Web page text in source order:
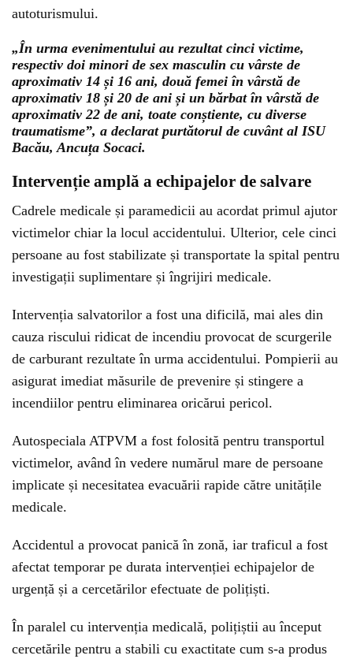
autoturismului.
„În urma evenimentului au rezultat cinci victime,
respectiv doi minori de sex masculin cu vârste de
aproximativ 14 și 16 ani, două femei în vârstă de
aproximativ 18 și 20 de ani și un bărbat în vârstă de
aproximativ 22 de ani, toate conștiente, cu diverse
traumatisme”, a declarat purtătorul de cuvânt al ISU
Bacău,Ancuța Socaci.
Intervenție amplă a echipajelor de salvare
Cadrele medicale și paramedicii au acordat primul ajutor
victimelor chiar la locul accidentului. Ulterior, cele cinci
persoane au fost stabilizate și transportate la spital pentru
investigații suplimentare și îngrijiri medicale.
Intervenția salvatorilor a fost una dificilă, mai ales din
cauza riscului ridicat de incendiu provocat de scurgerile
de carburant rezultate în urma accidentului. Pompierii au
asigurat imediat măsurile de prevenire și stingere a
incendiilor pentru eliminarea oricărui pericol.
Autospeciala ATPVM a fost folosită pentru transportul
victimelor, având în vedere numărul mare de persoane
implicate și necesitatea evacuării rapide către unitățile
medicale.
Accidentul a provocat panică în zonă, iar traficul a fost
afectat temporar pe durata intervenției echipajelor de
urgență și a cercetărilor efectuate de polițiști.
În paralel cu intervenția medicală, polițiștii au început
cercetările pentru a stabili cu exactitate cum s-a produs